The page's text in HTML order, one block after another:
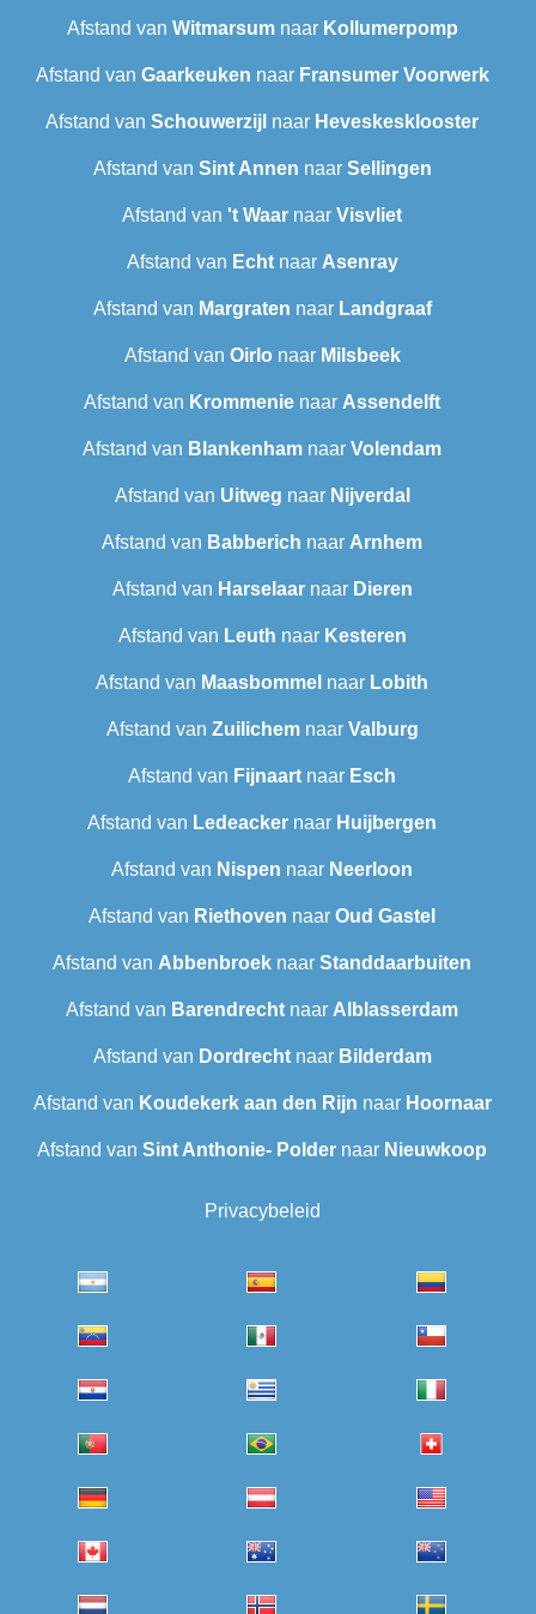
Afstand van Witmarsumnaar Kollumerpomp
Afstand van Gaarkeuken naar Fransumer Voorwerk
Afstand van Schouwerzijl naar Heveskesklooster‎
Afstand van Sint Annen naar Sellingen
Afstand van 't Waar naar Visvliet
Afstand van Echtnaar Asenray
Afstand van Margraten naar Landgraaf
Afstand van Oirlo naar Milsbeek
Afstand van Krommenie naar Assendelft
Afstand van Blankenham naar Volendam
Afstand van Uitweg naar Nijverdal
Afstand van Babberich naar Arnhem
Afstand van Harselaarnaar Dieren
Afstand van Leuth naar Kesteren
Afstand van Maasbommel naar Lobith
Afstand van Zuilichemnaar Valburg
Afstand van Fijnaart naar Esch
Afstand van Ledeacker naar Huijbergen
Afstand van Nispen naar Neerloon
Afstand van Riethoven naar Oud Gastel
Afstand van Abbenbroek naar Standdaarbuiten
Afstand van Barendrecht‎ naar Alblasserdam
Afstand van Dordrechtnaar Bilderdam
Afstand van Koudekerk aan den Rijn naar Hoornaar
Afstand van Sint Anthonie- Polder naar Nieuwkoop
Privacybeleid